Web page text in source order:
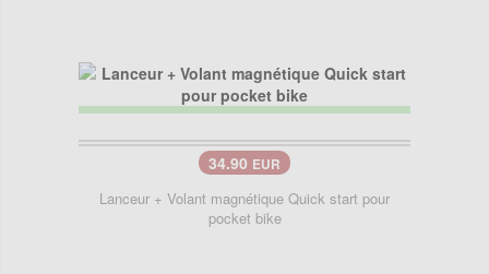
34.90 EUR
Lanceur + Volant magnétique Quick start pour
pocket bike